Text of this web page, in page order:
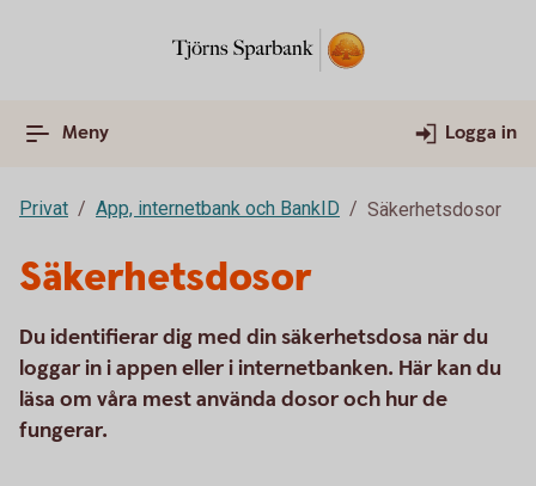
Meny Logga in
Privat App, internetbank och BankID Säkerhetsdosor
Säkerhetsdosor
Du identifierar dig med din säkerhetsdosa när du
loggar in i appen eller i internetbanken. Här kan du
läsa om våra mest använda dosor och hur de
fungerar.